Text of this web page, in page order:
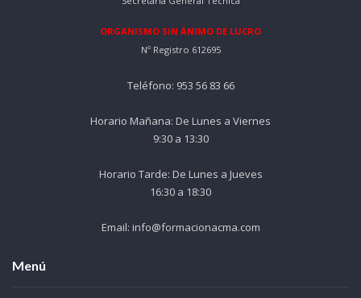
ORGANISMO SIN ÁNIMO DE LUCRO
Nº Registro 612695
Teléfono: 953 56 83 66
Horario Mañana: De Lunes a Viernes
9:30 a 13:30
Horario Tarde: De Lunes a Jueves
16:30 a 18:30
Email: info@formacionacma.com
Menú